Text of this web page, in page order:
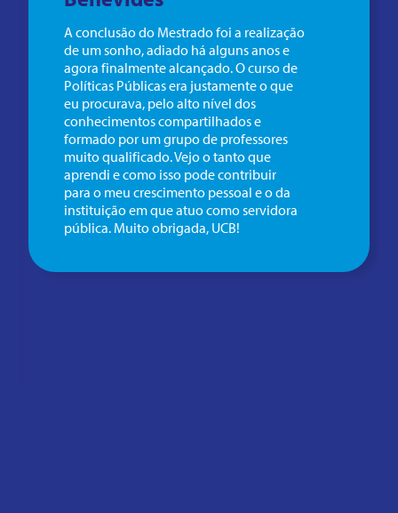
A conclusão do Mestrado foi a realização
de um sonho, adiado há alguns anos e
agora finalmente alcançado. O curso de
Políticas Públicas era justamente o que
eu procurava, pelo alto nível dos
conhecimentos compartilhados e
formado por um grupo de professores
muito qualificado. Vejo o tanto que
aprendi e como isso pode contribuir
para o meu crescimento pessoal e o da
instituição em que atuo como servidora
pública. Muito obrigada, UCB!